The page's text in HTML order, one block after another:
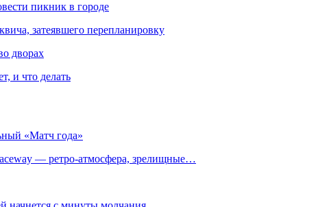
пикник в городе
затеявшего перепланировку
дворах
и что делать
«Матч года»
— ретро‑атмосфера, зрелищные…